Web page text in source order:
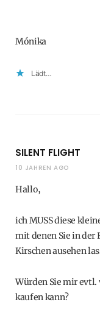
Mónika
Lädt…
SILENT FLIGHT
10 JAHREN AGO
Hallo,
ich MUSS diese
mit denen Sie in der
Kirschen ausehen
Würden Sie mir
kaufen kann?